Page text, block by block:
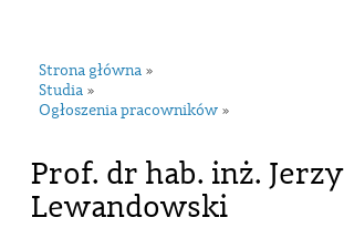
Strona główna »
Studia »
Ogłoszenia pracowników »
Prof. dr hab. inż. Jerzy
Lewandowski